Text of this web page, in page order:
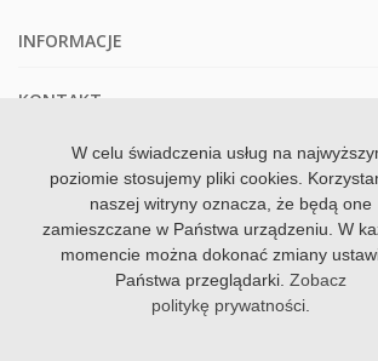
INFORMACJE
KONTAKT
© 2020 Zdrowolandia. Wszystkie prawa
W celu świadczenia usług na
poziomie stosujemy pliki cookies.
naszej witryny oznacza, że będą one
zamieszczane w Państwa urządzeniu. W
momencie można dokonać zmiany
Państwa przeglądarki. Zobacz
politykę prywatności.